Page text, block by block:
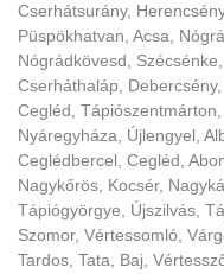
Cserhátsurány,
Püspökhatvan, Acsa,
Nógrádkövesd,
Cserháthaláp,
Cegléd,
Nyáregyháza, Újlengyel,
Ceglédbercel, Cegléd,
Nagykőrös, Kocsér,
Tápiógyörgye, Újszilvás,
Szomor, Vértessomló,
Tardos, Tata, Baj,